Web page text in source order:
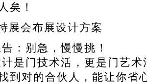
矣！
：别急，慢慢挑！
是门技术活，更是门艺术
到对的合伙人，能让你省